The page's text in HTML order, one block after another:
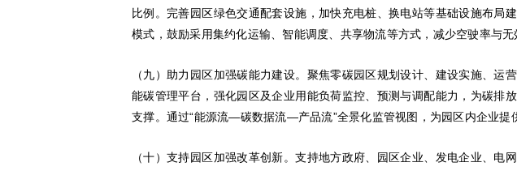
比例。完善园区绿色交通配套设施，加快充电桩、换电站等基础设施布
模式，鼓励采用集约化运输、智能调度、共享物流等方式，减少空驶率与无
（九）助力园区加强碳能力建设。聚焦零碳园区规划设计、建设实施、
能碳管理平台，强化园区及企业用能负荷监控、预测与调配能力，为碳排
支撑。通过“能源流—碳数据流—产品流”全景化监管视图，为园区内企业提
（十）支持园区加强改革创新。支持地方政府、园区企业、发电企业、